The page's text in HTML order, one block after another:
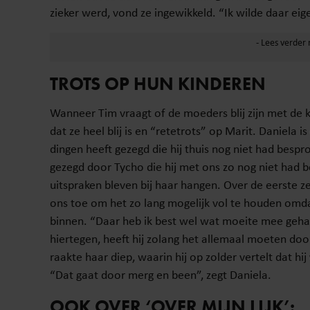
zieker werd, vond ze ingewikkeld. “Ik wilde daar
TROTS OP HUN KINDEREN
Wanneer Tim vraagt of de moeders blij zijn met de
dat ze heel blij is en “retetrots” op Marit. Daniela
dingen heeft gezegd die hij thuis nog niet had
gezegd door Tycho die hij met ons zo nog niet had
uitspraken bleven bij haar hangen. Over de eerste
ons toe om het zo lang mogelijk vol te houden
binnen. “Daar heb ik best wel wat moeite mee
hiertegen, heeft hij zolang het allemaal moeten
raakte haar diep, waarin hij op zolder vertelt dat
“Dat gaat door merg en been”, zegt Daniela.